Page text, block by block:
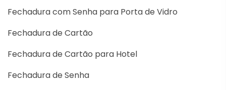
Fechadura com Senha para Porta de Vidro
Fechadura de Cartão
Fechadura de Cartão para Hotel
Fechadura de Senha